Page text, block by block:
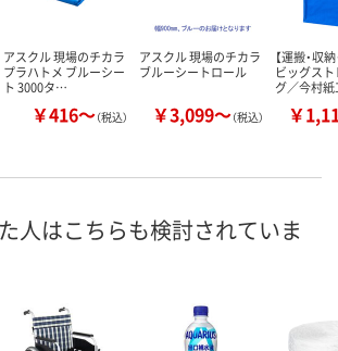
アスクル 現場のチカラ
プラハトメ ブルーシー
ト 3000タ…
￥416～（税込）
アスクル 現場のチカラ
ブルーシートロール
￥3,099～（税込）
【運搬・収
ビッグス
グ／今村紙
￥
人はこちらも検討されていま